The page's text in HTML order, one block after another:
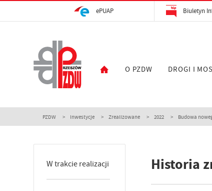
ePUAP Biuletyn
O PZDW DROGI I
PZDW Inwestycje Zrealizowane 2022 Budowa
W trakcie realizacji Historia